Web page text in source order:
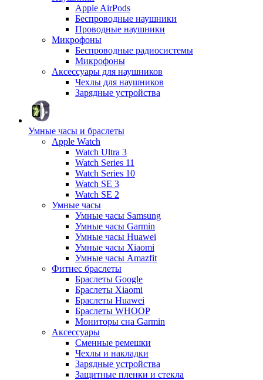
Apple AirPods
Беспроводные наушники
Проводные наушники
Микрофоны
Беспроводные радиосистемы
Микрофоны
Аксессуары для наушников
Чехлы для наушников
Зарядные устройства
Умные часы и браслеты
Apple Watch
Watch Ultra 3
Watch Series 11
Watch Series 10
Watch SE 3
Watch SE 2
Умные часы
Умные часы Samsung
Умные часы Garmin
Умные часы Huawei
Умные часы Xiaomi
Умные часы Amazfit
Фитнес браслеты
Браслеты Google
Браслеты Xiaomi
Браслеты Huawei
Браслеты WHOOP
Мониторы сна Garmin
Аксессуары
Сменные ремешки
Чехлы и накладки
Зарядные устройства
Защитные пленки и стекла